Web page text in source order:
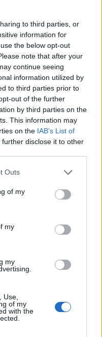
to third parties, or
information for
the below opt-out
note that after your
continue seeing
information utilized by
to third parties prior to
out of the further
by third parties on the
This information may
on the IAB’s List of
further disclose it to other
one or more Google
You may click to
its third-party tags to
in below Google
Outs
of my
my
my
Use,
of my
with the
στο
ο Ι. Ναός.